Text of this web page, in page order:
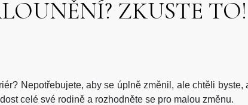
ZKUSTE TO!
Nepotřebujete, aby se úplně změnil, ale chtěli byste,
celé své rodině a rozhodněte se pro malou změnu.